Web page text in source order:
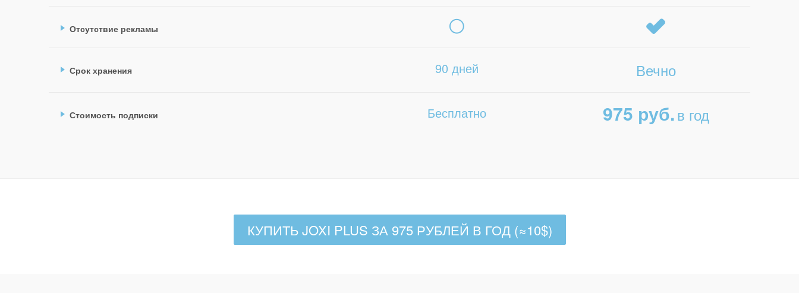
Отсутствие рекламы
Срок хранения 90 дней Вечно
Стоимость подписки Бесплатно 975 руб.в год
КУПИТЬ JOXI PLUS ЗА 975 РУБЛЕЙ В ГОД (≈10$)